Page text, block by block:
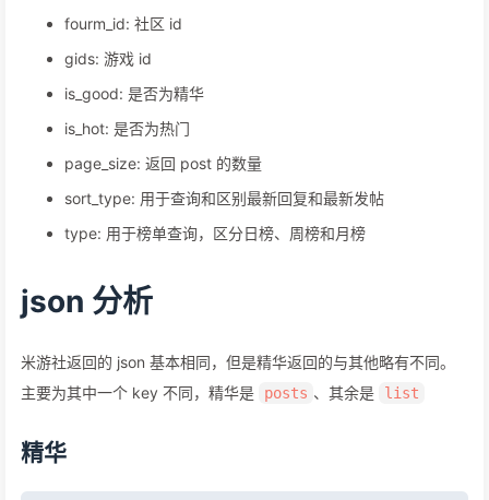
json 分析
米游社返回的 json 基本相同，但是精华返回的与其他略有不同。